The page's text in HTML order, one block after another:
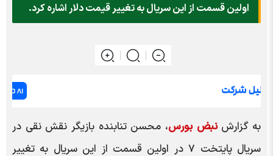
اولین قسمت از این سریال به تغییر قیمت دلار اشاره کرد.
به گزارشنبض بورس، محسن تنابنده بازیگر نقش نقی در
سریال پایتخت ۷ در اولین قسمت از این سریال به تغییر